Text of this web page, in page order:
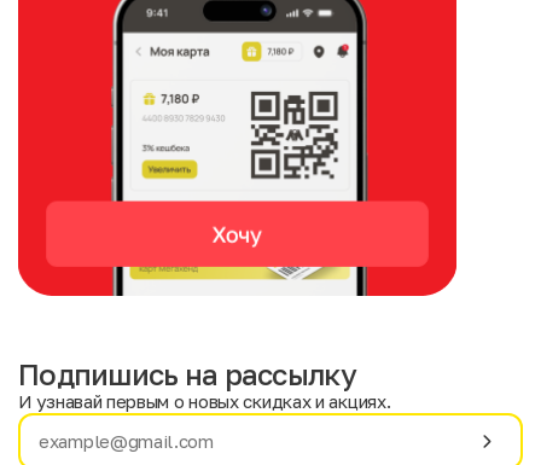
Имя
Подпишись на рассылку
И узнавай первым о новых скидках и акциях.